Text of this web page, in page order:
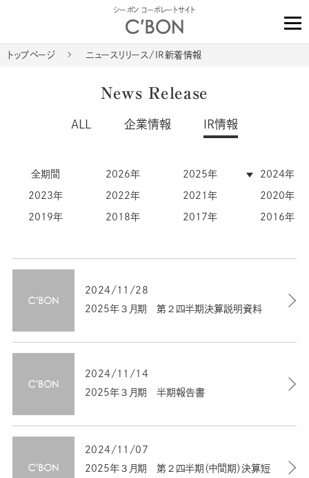
シーボン コーポレートサイト
トップページ ニュースリリース/IR新着情報
News Release
ALL 企業情報 IR情報
全期間 2026年 2025年 2024年
2023年 2022年 2021年 2020年
2019年 2018年 2017年 2016年
2024/11/28
2025年３月期 第２四半期決算説明資料
2024/11/14
2025年３月期 半期報告書
2024/11/07
2025年３月期 第２四半期（中間期）決算短